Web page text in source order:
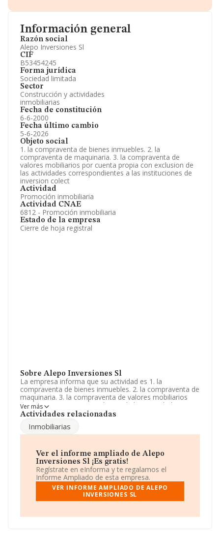
Información general
Razón social
Alepo Inversiones Sl
CIF
B53454245
Forma jurídica
Sociedad limitada
Sector
Construcción y actividades
inmobiliarias
Fecha de constitución
6-6-2000
Fecha último cambio
5-6-2026
Objeto social
1. la compraventa de bienes inmuebles. 2. la
compraventa de maquinaria. 3. la compraventa de
valores mobiliarios por cuenta propia con exclusion de
las actividades correspondientes a las instituciones de
inversion colect
Actividad
Promoción inmobiliaria
Actividad CNAE
6812 - Promoción inmobiliaria
Estado de la empresa
Cierre de hoja registral
Sobre Alepo Inversiones Sl
La empresa informa que su actividad es 1. la
compraventa de bienes inmuebles. 2. la compraventa de
maquinaria. 3. la compraventa de valores mobiliarios
por cuenta propia con exclusion de las actividades
correspondientes a las instituciones de inversion colect.
Sociedad Limitada. Clasifica su actividad CNAE como
'%cnae%', código 6812. La empresa no tiene actividad
La empresa española Alepo Inversiones S.L
número de identificación fiscal B53454245, tiene su
domicilio social establecido en Calle Virgen De La Salud
núm. 37, (03600), Elda, en Alicante, Comunidad
Valenciana.
sobre 231.218 compañías, a nivel nacional la facturación
Ver más
Actividades relacionadas
Inmobiliarias
Ver el informe ampliado de Alepo
Inversiones Sl ¡Es gratis!
Regístrate en eInforma y te regalamos el
Informe Ampliado de esta empresa.
VER INFORME AMPLIADO DE ALEPO
INVERSIONES SL
Información oficial y registral complementaria.